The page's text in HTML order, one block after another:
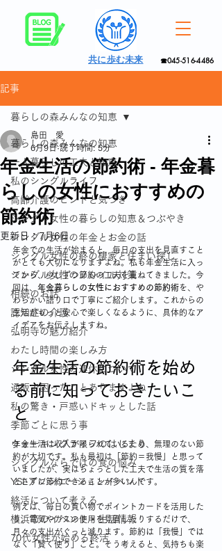
☎045-516-4486
共に歩む未来
記事
暮らしの森みんなの知恵
一人暮らしの工夫と知恵
私のシングルライフ
高齢介護のヒントと気づき
シングル女性の暮らしの知恵＆つぶやき
シングル女性の年金とお金の話
シングル女性の終の棲家と住まい探し
シングル女性のフレイル対策
相続のお話
認知症の介護
弘明寺の魅力紹介
わたし時間の楽しみ方
シングル女性の連休について
通販で困ったことありますよね
私の驚き・戸惑いドキッとした話
季節ごとに思う事
ウォーキングライフのはじまり
シングルならではの食の悩み
YSLアソシエーションイベント
終活について考える
横浜市のイベント・生活情報
70代女性が始める終活
暮らしの森みんなの知恵
年金生活の節約術 - 年金暮
らしの女性におすすめの
節約術
島田 愛
6月9日 読了時間: 5分
更新日：7月6日
年金での生活が始まると、毎日の支出を見直すこと
がとても大切になりますよね。私も年金生活に入っ
てから、少しずつ節約の工夫を重ねてきました。今
回は、 年金暮らしの女性におすすめの節約術を、や
わらかい語り口で丁寧にご紹介します。これからの
生活がもっと安心で楽しくなるように、具体的なア
イデアをお伝えしますね。
年金生活の節約術を始め
る前に知っておきたいこ
と
年金生活は収入が限られているため、無理のない節
約が大切です。私も最初は「節約＝我慢」と思って
いましたが、実はちょっとした工夫で生活の質を落
とさずに節約できることが多いんです。
例えば、毎日の買い物でポイントカードを活用した
り、電気やガスの使用を見直したりするだけで、
月々の支出がぐっと減ります。節約は「我慢」では
なく「賢く使う」こと。そう考えると、気持ちも楽